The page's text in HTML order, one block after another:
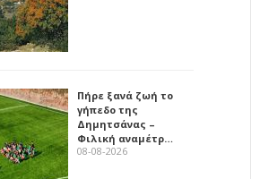
Πήρε ξανά ζωή το
γήπεδο της
Δημητσάνας –
Φιλική αναμέτρ…
08-08-2026